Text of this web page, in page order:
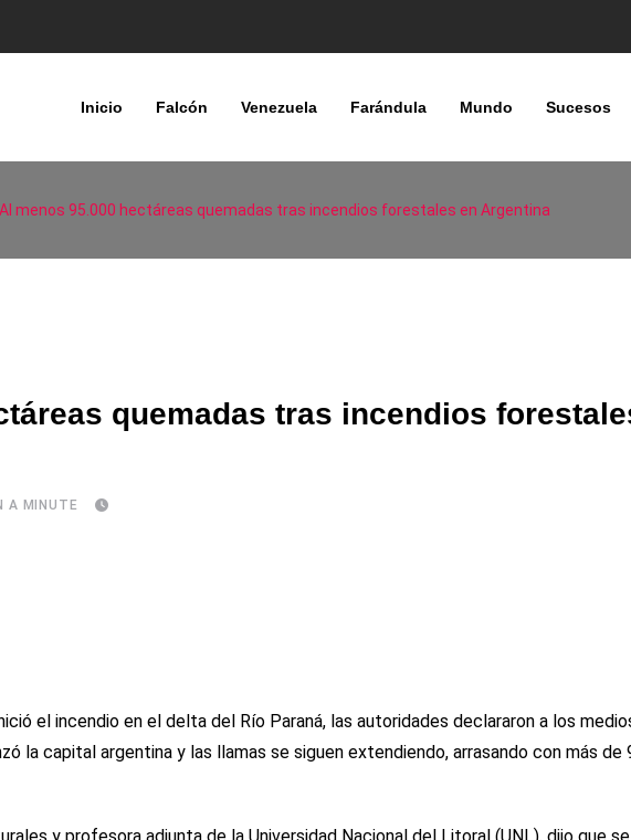
Inicio Falcón Venezuela Farándula Mundo Sucesos
Al menos 95.000 hectáreas quemadas tras incendios forestales en Argentina
quemadas tras incendios
A MINUTE
el incendio en el delta del Río Paraná, las autoridades declararon a los
la capital argentina y las llamas se siguen extendiendo, arrasando con más de